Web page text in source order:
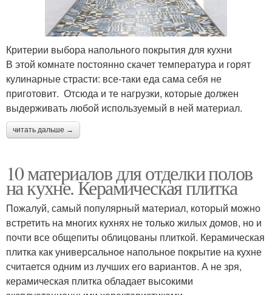
Критерии выбора напольного покрытия для кухни
В этой комнате постоянно скачет температура и горят
кулинарные страсти: все-таки еда сама себя не
приготовит. Отсюда и те нагрузки, которые должен
выдерживать любой используемый в ней материал.
читать дальше →
10 материалов для отделки полов
на кухне. Керамическая плитка
Пожалуй, самый популярный материал, который можно
встретить на многих кухнях не только жилых домов, но и
почти все общепиты облицованы плиткой. Керамическая
плитка как универсальное напольное покрытие на кухне
считается одним из лучших его вариантов. А не зря,
керамическая плитка обладает высокими